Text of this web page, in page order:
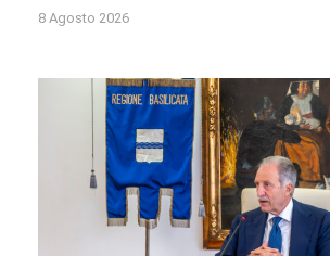
8 Agosto 2026